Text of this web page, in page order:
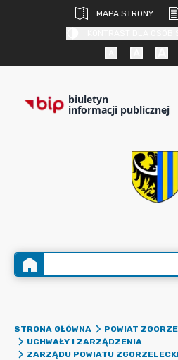
MAPA STRONY
biuletyn
informacji publicznej
STRONA GŁÓWNA
POWIAT
UCHWAŁY I ZARZĄDZENIA
ZARZĄDU POWIATU